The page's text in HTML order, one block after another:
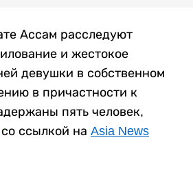
Ассам расследуют
и жестокое
девушки в собственном
в причастности к
пять человек,
со ссылкой на Asia News